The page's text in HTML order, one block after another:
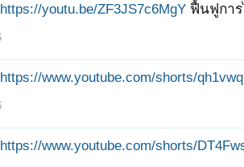
https://youtu.be/ZF3JS7c6MgY ฟื้นฟูการ
https://www.youtube.com/shorts/
https://www.youtube.com/shorts/